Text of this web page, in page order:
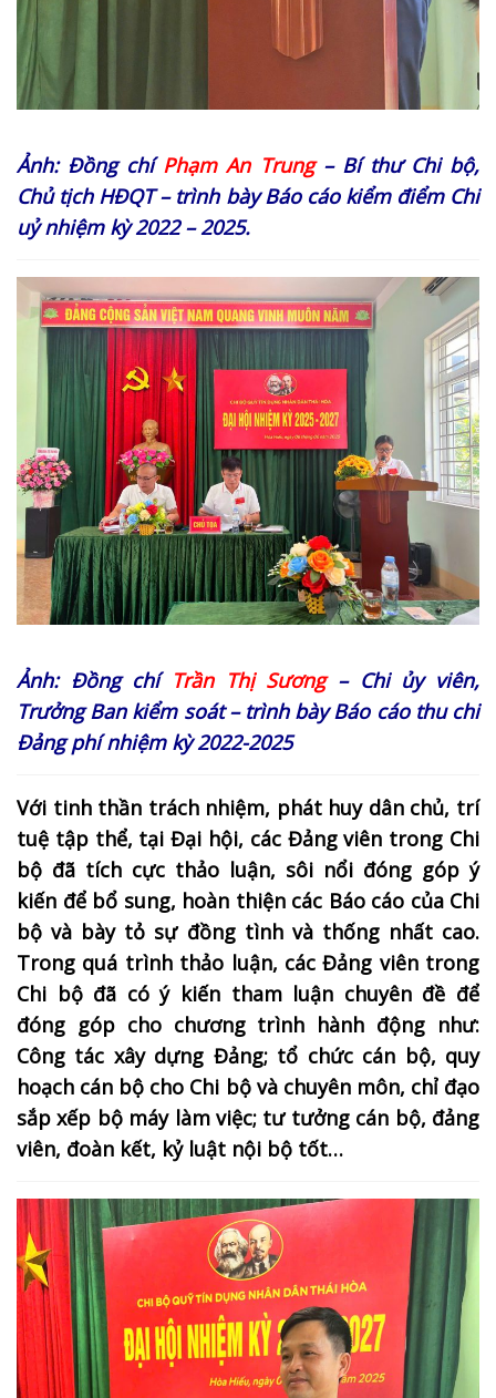
Ảnh: Đồng chí Phạm An Trung– Bí thư Chi bộ,
Chủ tịch HĐQT – trình bày Báo cáo kiểm điểm Chi
uỷ nhiệm kỳ 2022 – 2025.
Ảnh: Đồng chí Trần Thị Sương– Chi ủy viên,
Trưởng Ban kiểm soát – trình bày Báo cáo thu chi
Đảng phí nhiệm kỳ 2022-2025
Với tinh thần trách nhiệm, phát huy dân chủ, trí
tuệ tập thể, tại Đại hội, các Đảng viên trong Chi
bộ đã tích cực thảo luận, sôi nổi đóng góp ý
kiến để bổ sung, hoàn thiện các Báo cáo của Chi
bộ và bày tỏ sự đồng tình và thống nhất cao.
Trong quá trình thảo luận, các Đảng viên trong
Chi bộ đã có ý kiến tham luận chuyên đề để
đóng góp cho chương trình hành động như:
Công tác xây dựng Đảng; tổ chức cán bộ, quy
hoạch cán bộ cho Chi bộ và chuyên môn, chỉ đạo
sắp xếp bộ máy làm việc; tư tưởng cán bộ, đảng
viên, đoàn kết, kỷ luật nội bộ tốt…